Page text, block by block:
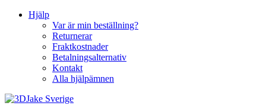
Hjälp
Var är min beställning?
Returnerar
Fraktkostnader
Betalningsalternativ
Kontakt
Alla hjälpämnen